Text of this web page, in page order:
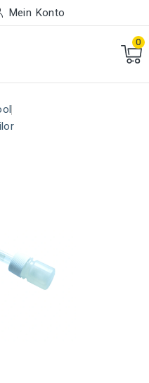
Mein Konto
0